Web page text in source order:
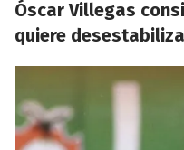
Óscar Villegas
quiere